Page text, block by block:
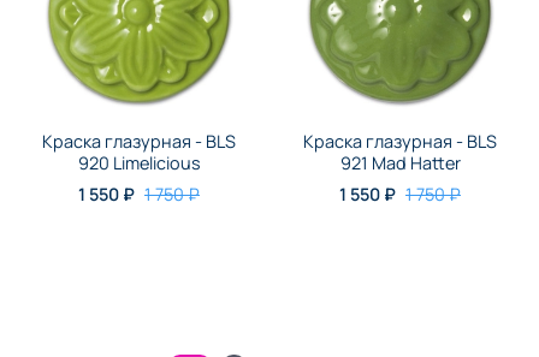
Краска глазурная - BLS
920 Limelicious
1 550 ₽ 1 750 ₽
Краска глазурная - BLS
921 Mad Hatter
1 550 ₽ 1 750 ₽